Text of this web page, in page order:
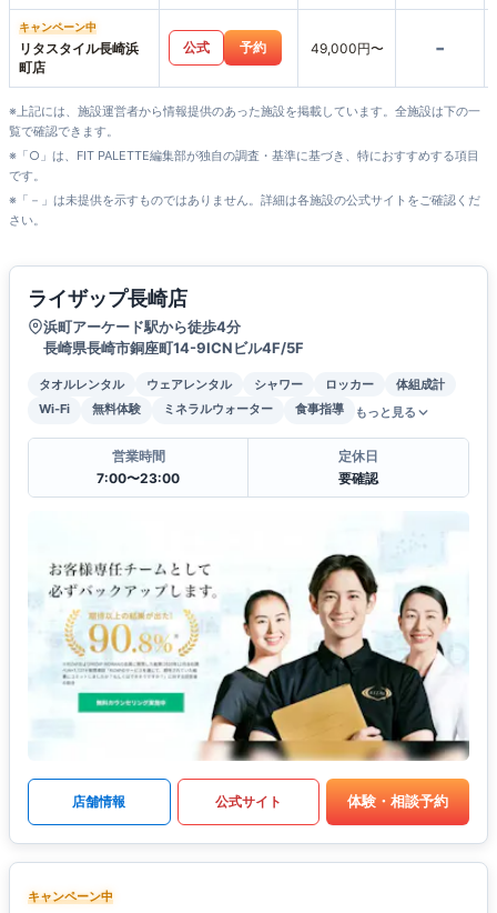
キャンペーン中
リタスタイル長崎浜
町店
公式 予約 49,000円〜 -
※上記には、施設運営者から情報提供のあった施設を掲載しています。全施設は下の一
覧で確認できます。
※「○」は、FIT PALETTE編集部が独自の調査・基準に基づき、特におすすめする項目
です。
※「－」は未提供を示すものではありません。詳細は各施設の公式サイトをご確認くだ
さい。
ライザップ長崎店
浜町アーケード駅から徒歩4分
長崎県長崎市銅座町14-9ICNビル4F/5F
タオルレンタル ウェアレンタル シャワー ロッカー
体組成計
Wi-Fi
無料体験 ミネラルウォーター 食事指導 もっと見る
営業時間
7:00〜23:00
定休日
要確認
店舗情報 公式サイト 体験・相談予約
キャンペーン中